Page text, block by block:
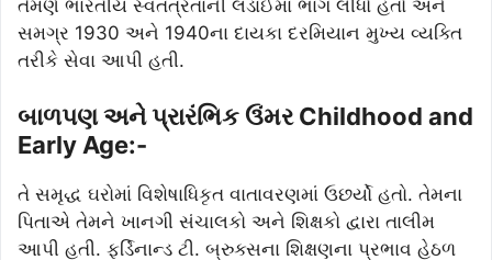
તેમણે ભારતીય સ્વતંત્રતાની લડાઈમાં ભાગ લીધો હતો અને
સમગ્ર 1930 અને 1940ના દાયકા દરમિયાન મુખ્ય વ્યક્તિ
તરીકે સેવા આપી હતી.
બાળપણ અને પ્રારંભિક ઉંમર Childhood and
Early Age:-
તે સમૃદ્ધ ઘરોમાં વિશેષાધિકૃત વાતાવરણમાં ઉછર્યો હતો. તેમના
પિતાએ તેમને ખાનગી સંચાલકો અને શિક્ષકો દ્વારા તાલીમ
આપી હતી. ફર્ડિનાન્ડ ટી. બ્રુક્સના શિક્ષણના પ્રભાવ હેઠળ